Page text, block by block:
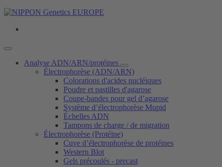
Analyse ADN/ARN/protéines
Électrophorèse (ADN/ARN)
Colorations d'acides nucléiques
Poudre et pastilles d'agarose
Coupe-bandes pour gel d’agarose
Système d’électrophorèse Mupid
Échelles ADN
Tampons de charge / de migration
Électrophorèse (Protéine)
Cuve d’électrophorèse de protéines
Western Blot
Gels précoulés - precast